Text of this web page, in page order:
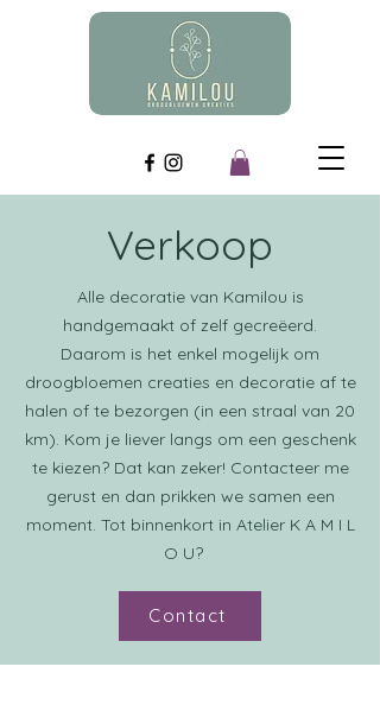
Verkoop
Alle decoratie van Kamilou is
handgemaakt of zelf gecreëerd.
Daarom is het enkel mogelijk om
droogbloemen creaties en decoratie af te
halen of te bezorgen (in een straal van 20
km). Kom je liever langs om een geschenk
te kiezen? Dat kan zeker! Contacteer me
gerust en dan prikken we samen een
moment. Tot binnenkort in Atelier K A M I L
O U?
Contact